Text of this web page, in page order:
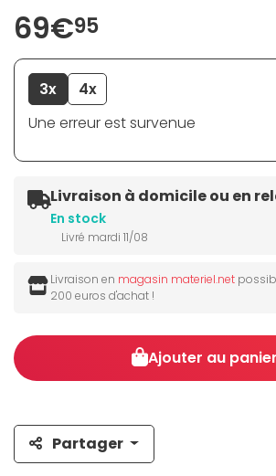
69€95
3x
4x
Une erreur est survenue
Livraison à domicile ou en
En stock
Livré mardi 11/08
Livraison en magasin materiel.net
200 euros d'achat !
Ajouter au panier
Partager